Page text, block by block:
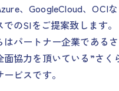
、GoogleCloud、OCI
のSIをご提案致します。
はパートナー企業である
面協力を頂いている”さ
ビスです。